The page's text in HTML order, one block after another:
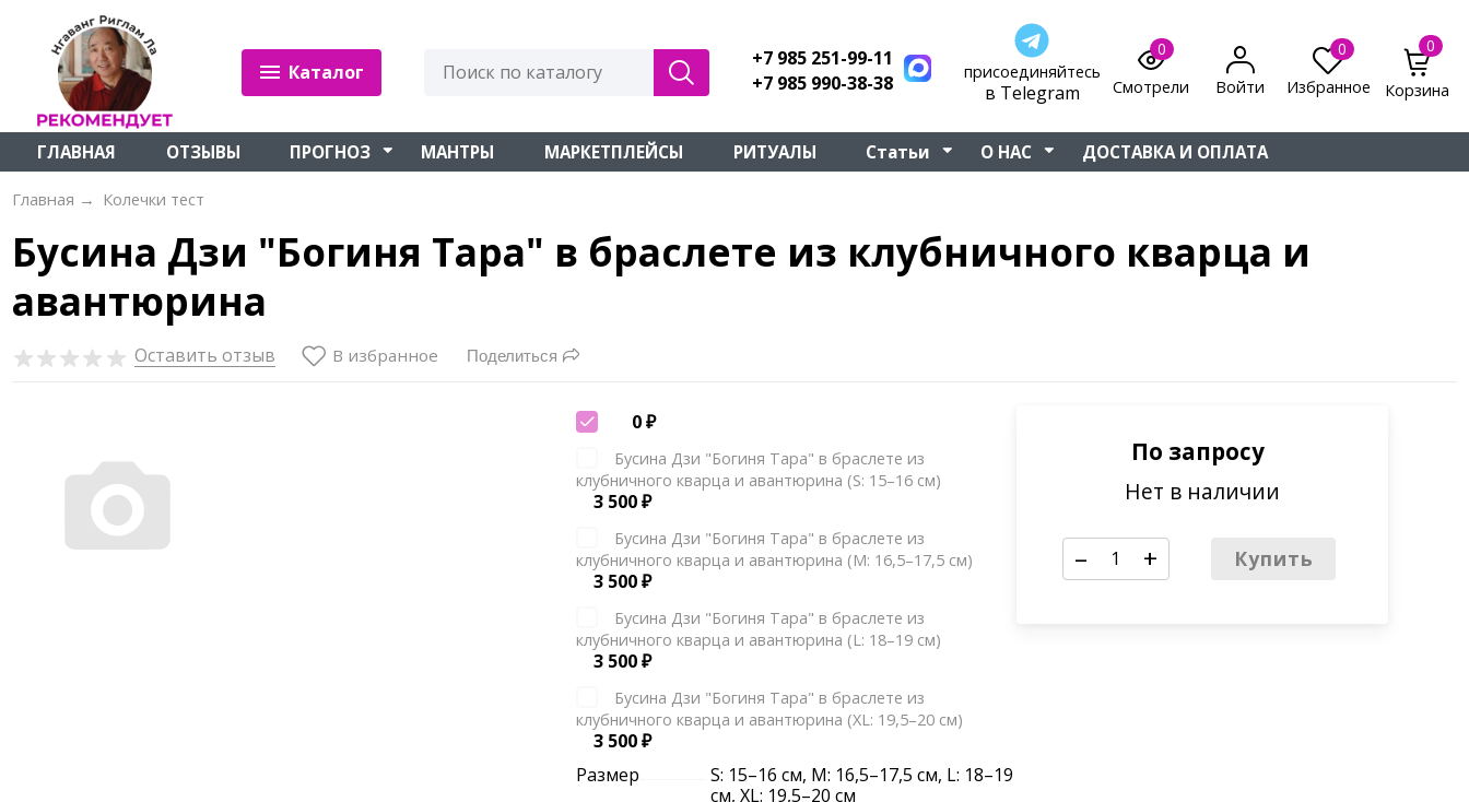
Каталог
+7 985 251-99-11
+7 985 990-38-38
присоединяйтесь
в Telegram
0
Смотрели
Войти
0
Избранное
0
Корзина
ГЛАВНАЯ ОТЗЫВЫ ПРОГНОЗ МАНТРЫ МАРКЕТПЛЕЙСЫ РИТУАЛЫ Статьи О НАС ДОСТАВКА И ОПЛАТА
Главная → Колечки тест
Бусина Дзи "Богиня Тара" в браслете из клубничного кварца и
авантюрина
Оставить отзыв В избранное Поделиться
0₽
Бусина Дзи "Богиня Тара" в браслете из
клубничного кварца и авантюрина (S: 15–16 см)
3 500₽
Бусина Дзи "Богиня Тара" в браслете из
клубничного кварца и авантюрина (М: 16,5–17,5 см)
3 500₽
Бусина Дзи "Богиня Тара" в браслете из
клубничного кварца и авантюрина (L: 18–19 см)
3 500₽
Бусина Дзи "Богиня Тара" в браслете из
клубничного кварца и авантюрина (XL: 19,5–20 см)
3 500₽
Размер
S: 15–16 см, М: 16,5–17,5 см, L: 18–19
см, XL: 19,5–20 см
По запросу
Нет в наличии
– + Купить